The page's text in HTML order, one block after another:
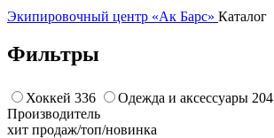
Экипировочный центр «Ак Барс» Каталог
Фильтры
Хоккей 336 Одежда и аксессуары 204
Производитель
хит продаж/топ/новинка